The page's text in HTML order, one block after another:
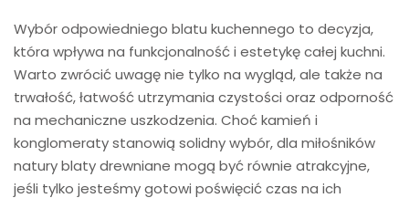
Wybór odpowiedniego blatu kuchennego to decyzja,
która wpływa na funkcjonalność i estetykę całej kuchni.
Warto zwrócić uwagę nie tylko na wygląd, ale także na
trwałość, łatwość utrzymania czystości oraz odporność
na mechaniczne uszkodzenia. Choć kamień i
konglomeraty stanowią solidny wybór, dla miłośników
natury blaty drewniane mogą być równie atrakcyjne,
jeśli tylko jesteśmy gotowi poświęcić czas na ich